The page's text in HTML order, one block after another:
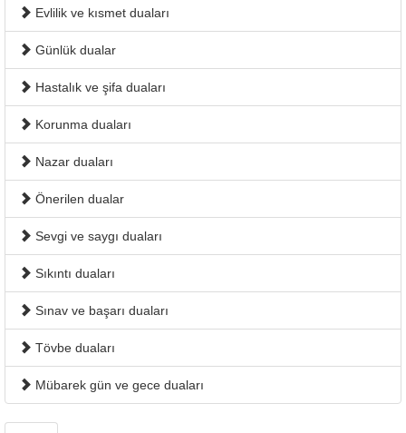
Evlilik ve kısmet duaları
Günlük dualar
Hastalık ve şifa duaları
Korunma duaları
Nazar duaları
Önerilen dualar
Sevgi ve saygı duaları
Sıkıntı duaları
Sınav ve başarı duaları
Tövbe duaları
Mübarek gün ve gece duaları